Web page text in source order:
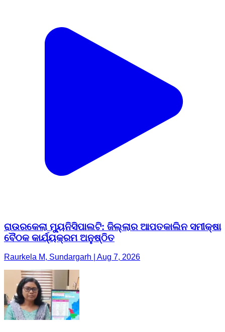
ରାଉରକେଲା ମ୍ୟୁନିସିପାଲଟି: ଜିଲ୍ଲାର ଆପତକାଲିନ ସମୀକ୍ଷା
ବୈଠକ କାର୍ଯ୍ୟକ୍ରମ ଅନୁଷ୍ଠିତ
Raurkela M, Sundargarh | Aug 7, 2026